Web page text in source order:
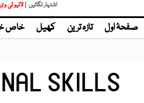
اشتہار لگائیں | لائیو ٹی وی
صفحۂ اول تازہ ترین کھیل خاص
SKILLS